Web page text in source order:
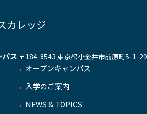
カレッジ
パス 〒184-8543 東京都小金井市前原町5-1-29
オープンキャンパス
入学のご案内
NEWS & TOPICS